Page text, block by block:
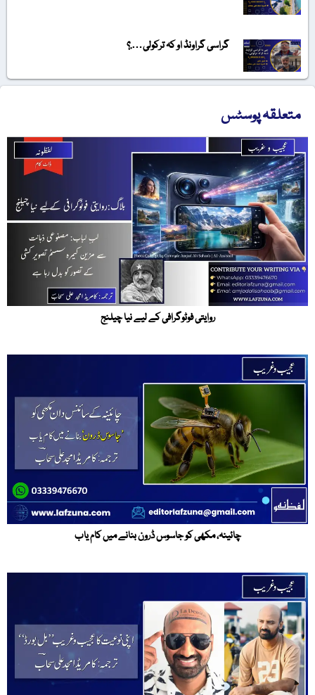
گراسی گراونڈ او کہ ترکولی….؟
متعلقہ پوسٹس
روایتی فوٹوگرافی کے لیے نیا چیلنج
چائینہ، مکھی کو جاسوس ڈرون بنانے میں کام یاب